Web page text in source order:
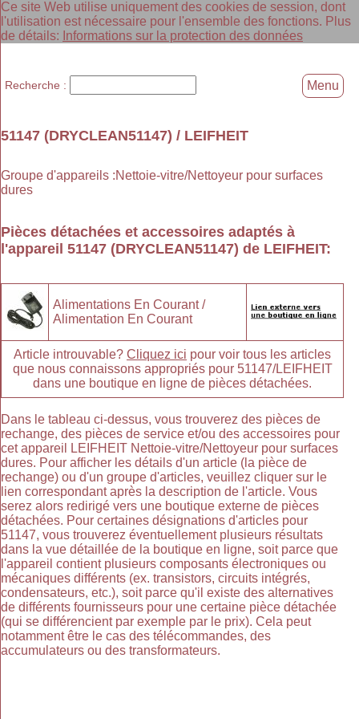
Ce site Web utilise uniquement des cookies de session, dont
l'utilisation est nécessaire pour l'ensemble des fonctions. Plus
de détails: Informations sur la protection des données
51147 (DRYCLEAN51147) / LEIFHEIT
Groupe d'appareils :Nettoie-vitre/Nettoyeur pour surfaces
dures
Pièces détachées et accessoires adaptés à
l'appareil 51147 (DRYCLEAN51147) de LEIFHEIT:
Alimentations En Courant /
Alimentation En Courant
Article introuvable? Cliquez ici pour voir tous les articles
que nous connaissons appropriés pour 51147/LEIFHEIT
dans une boutique en ligne de pièces détachées.
Dans le tableau ci-dessus, vous trouverez des pièces de
rechange, des pièces de service et/ou des accessoires pour
cet appareil LEIFHEIT Nettoie-vitre/Nettoyeur pour surfaces
dures. Pour afficher les détails d'un article (la pièce de
rechange) ou d'un groupe d'articles, veuillez cliquer sur le
lien correspondant après la description de l'article. Vous
serez alors redirigé vers une boutique externe de pièces
détachées. Pour certaines désignations d'articles pour
51147, vous trouverez éventuellement plusieurs résultats
dans la vue détaillée de la boutique en ligne, soit parce que
l'appareil contient plusieurs composants électroniques ou
mécaniques différents (ex. transistors, circuits intégrés,
condensateurs, etc.), soit parce qu'il existe des alternatives
de différents fournisseurs pour une certaine pièce détachée
(qui se différencient par exemple par le prix). Cela peut
notamment être le cas des télécommandes, des
accumulateurs ou des transformateurs.
Recherche : Menu